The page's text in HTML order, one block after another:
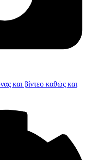
και βίντεο καθώς και